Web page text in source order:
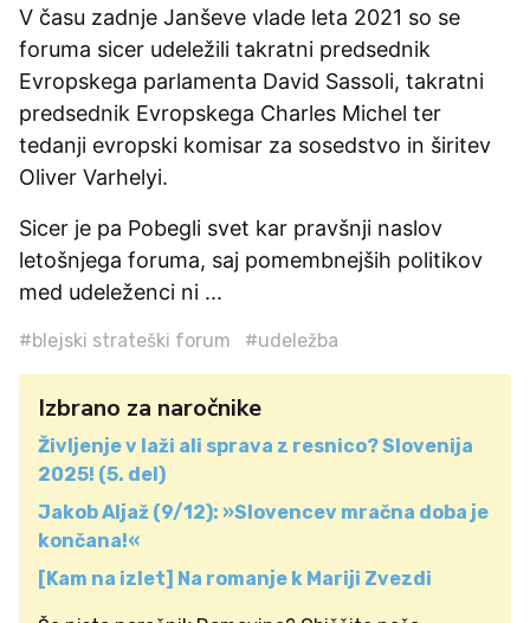
V času zadnje Janševe vlade leta 2021 so se
foruma sicer udeležili takratni predsednik
Evropskega parlamenta David Sassoli, takratni
predsednik Evropskega Charles Michel ter
tedanji evropski komisar za sosedstvo in širitev
Oliver Varhelyi.
Sicer je pa Pobegli svet kar pravšnji naslov
letošnjega foruma, saj pomembnejših politikov
med udeleženci ni ...
#blejski strateški forum #udeležba
Izbrano za naročnike
Življenje v laži ali sprava z resnico? Slovenija
2025! (5. del)
Jakob Aljaž (9/12): »Slovencev mračna doba je
končana!«
[Kam na izlet] Na romanje k Mariji Zvezdi